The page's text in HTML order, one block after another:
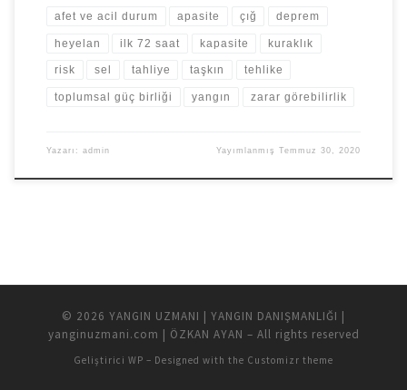
afet ve acil durum apasite çığ deprem
heyelan ilk 72 saat kapasite kuraklık
risk sel tahliye taşkın tehlike
toplumsal güç birliği yangın zarar görebilirlik
Yazarı: admin YayımlanmışTemmuz 30, 2020
© 2026 YANGIN UZMANI | YANGIN DANIŞMANLIĞI |
yanginuzmani.com | ÖZKAN AYAN – All rights reserved
Geliştirici WP – Designed with the Customizr theme